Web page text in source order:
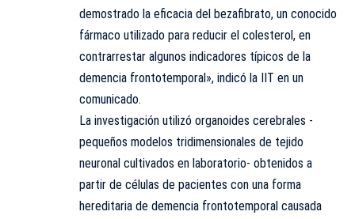
demostrado la eficacia del bezafibrato, un conocido
fármaco utilizado para reducir el colesterol, en
contrarrestar algunos indicadores típicos de la
demencia frontotemporal», indicó la IIT en un
comunicado.
La investigación utilizó organoides cerebrales -
pequeños modelos tridimensionales de tejido
neuronal cultivados en laboratorio- obtenidos a
partir de células de pacientes con una forma
hereditaria de demencia frontotemporal causada